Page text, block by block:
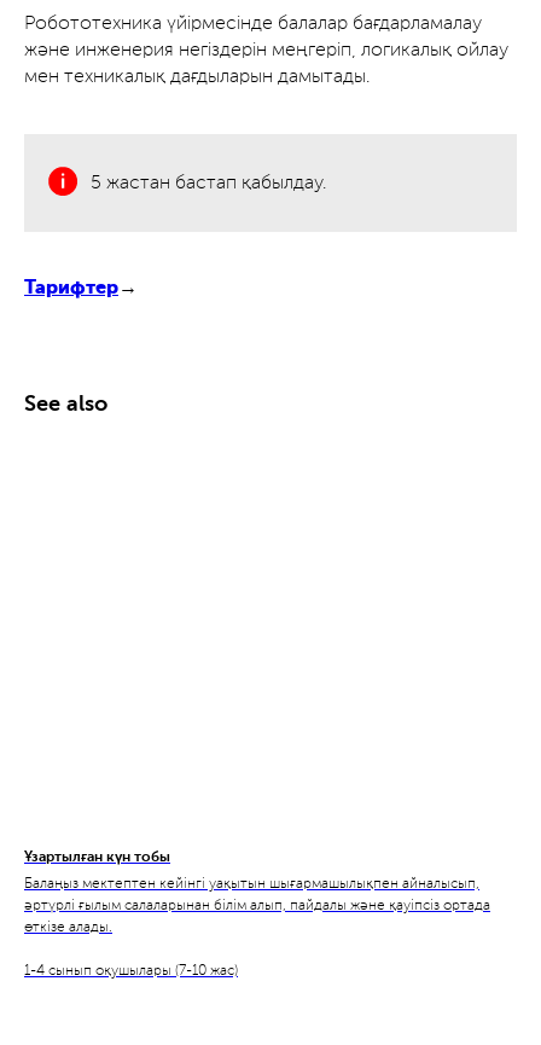
Робототехника үйірмесінде балалар бағдарламалау
және инженерия негіздерін меңгеріп, логикалық ойлау
мен техникалық дағдыларын дамытады.
5 жастан бастап қабылдау.
Тарифтер→
See also
Ұзартылған күн тобы
Балаңыз мектептен кейінгі уақытын шығармашылықпен айналысып,
әртүрлі ғылым салаларынан білім алып, пайдалы және қауіпсіз ортада
өткізе алады.
1-4 сынып оқушылары (7-10 жас)